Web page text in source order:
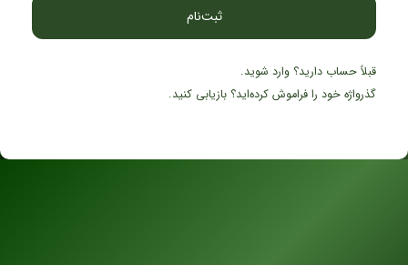
قبلاً حساب دارید؟ وارد شوید.
گذرواژه خود را فراموش کرده‌اید؟ بازیابی کنید.